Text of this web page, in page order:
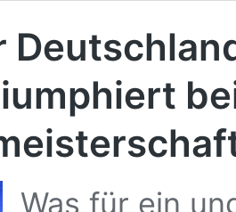
Was für ein